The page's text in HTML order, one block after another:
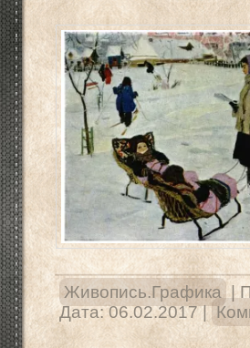
Живопись.Графика |
Дата: 06.02.2017 |